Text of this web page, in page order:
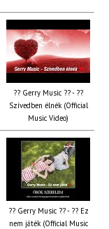
?? Gerry Music ?? - ??
Szívedben élnék (Official
Music Video)
?? Gerry Music ?? - ?? Ez
nem játék (Official Music